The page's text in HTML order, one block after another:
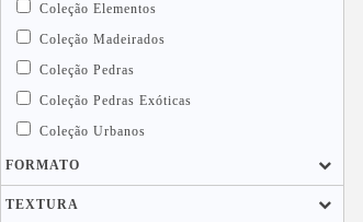
Coleção Elementos
Coleção Madeirados
Coleção Pedras
Coleção Pedras Exóticas
Coleção Urbanos
FORMATO
TEXTURA